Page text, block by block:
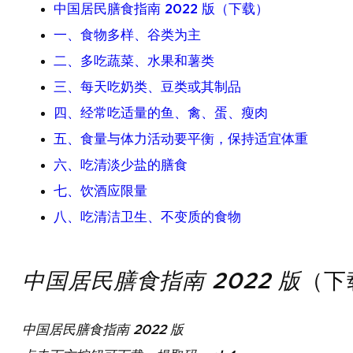
中国居民膳食指南 2022 版（下载）
一、食物多样、谷类为主
二、多吃蔬菜、水果和薯类
三、每天吃奶类、豆类或其制品
四、经常吃适量的鱼、禽、蛋、瘦肉
五、食量与体力活动要平衡，保持适宜体重
六、吃清淡少盐的膳食
七、饮酒应限量
八、吃清洁卫生、不变质的食物
中国居民膳食指南 2022 版 （
中国居民膳食指南 2022 版